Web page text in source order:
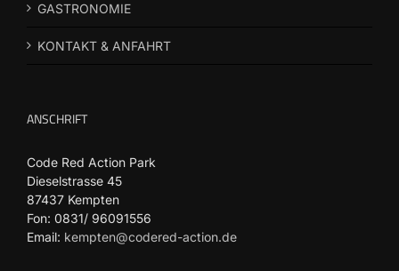
GASTRONOMIE
KONTAKT & ANFAHRT
ANSCHRIFT
Code Red Action Park
Dieselstrasse 45
87437 Kempten
Fon: 0831/ 96091556
Email: kempten@codered-action.de